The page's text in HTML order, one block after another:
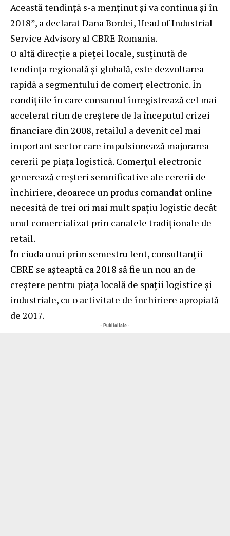
Această tendință s-a menținut și va continua și în
2018”, a declarat Dana Bordei, Head of Industrial
Service Advisory al CBRE Romania.
O altă direcție a pieței locale, susținută de
tendința regională și globală, este dezvoltarea
rapidă a segmentului de comerț electronic. În
condițiile în care consumul înregistrează cel mai
accelerat ritm de creștere de la începutul crizei
financiare din 2008, retailul a devenit cel mai
important sector care impulsionează majorarea
cererii pe piața logistică. Comerțul electronic
generează creșteri semnificative ale cererii de
închiriere, deoarece un produs comandat online
necesită de trei ori mai mult spațiu logistic decât
unul comercializat prin canalele tradiționale de
retail.
În ciuda unui prim semestru lent, consultanții
CBRE se așteaptă ca 2018 să fie un nou an de
creștere pentru piața locală de spații logistice și
industriale, cu o activitate de închiriere apropiată
de 2017.
- Publicitate -